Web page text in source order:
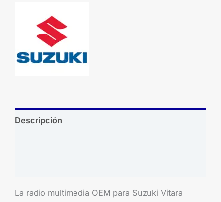
Descripción
La radio multimedia OEM para Suzuki Vitara